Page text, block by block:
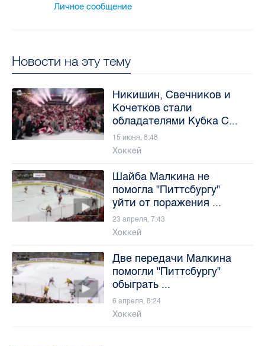
Личное сообщение
Новости на эту тему
Никишин, Свечников и
Кочетков стали
обладателями Кубка С...
15 июня, 8:48
Хоккей
Шайба Малкина не
помогла "Питтсбургу"
уйти от поражения ...
23 апреля, 7:43
Хоккей
Две передачи Малкина
помогли "Питтсбургу"
обыграть ...
6 апреля, 8:24
Хоккей